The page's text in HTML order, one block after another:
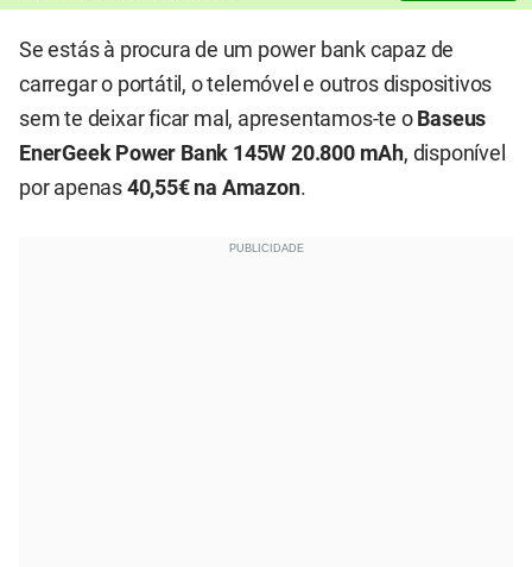
Se estás à procura de um power bank capaz de
carregar o portátil, o telemóvel e outros dispositivos
sem te deixar ficar mal, apresentamos-te o Baseus
EnerGeek Power Bank 145W 20.800 mAh, disponível
por apenas 40,55€ na Amazon.